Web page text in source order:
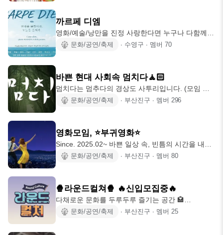
니 관련 팝업, 이벤트 참석🎀 ✨️애니/영화 관람🎬 ✨️
맛집을 곁들인 덕질투어🎁 ✨️애니 주제가를 곁들인
제이팝 노래방🎵 ✨️운영진들이 주최하는 애니 테마
파티🎉 등등 다양한 정모와 벙으로 활동 중이에요!
까르페 디엠
영화/예술/낭만을 진정 사랑한다면 누구나 다함께!!
저희소모임은 회원분들의 힐링과 행복을 위해 다함
한 예술분야(음악,미술,사진,공연,기타등등) 참여와
활동을 통해 회원들간의 친목과 화합을 도모하고자
만들어진 모임입니다 1. 연령제한없이 누구나 참여
가능하며 두팔벌려 진심 환영합니다!! 2. 매너있는
치 4. 가입 후 1시간
문화/공연/축제 ∙ 수영구 ∙ 멤버 70
바쁜 현대 사회속 멈치다🧘🏻
멈치다는 멈추다의 경상도 사투리입니다. (모임 시
작일 : 23. 5. 23.) (부산 소모임 최다 인원 힐링모임
쉬면서 새로운 사람을 만나고 새롭고 이색적인 경험
같이 해봐요‼️ 사회생활을 하면서 지쳤을 때 쉬면서
무엇인가 할 수 있는 것이 무엇이 있을까요⁉️ 1. 힐
링 정기모임 2.영화 보기 3.명상 4.음악감상 5.강제
문화/공연/축제 ∙ 부산진구 ∙ 멤버 296
영화모임, ⭐️부귀영화⭐️
Since. 2025.02~ 바쁜 일상 속, 빈틈의 시간을 내어
일상을 활용하는 모임 •Insatgram : movie__oclock
과 친해지는 그런 만남🍿🍿 11,000원에 영화는 물론
간식&음료 + 친구사귀기까지! 🌟참고: 영화 관람 후
대화의 시간도 있어용🌟 📍부귀영화 모임장소📍 서
면역 삼정타워 맞은 편 부근 (상세주소는 모임 시 추
문화/공연/축제 ∙ 부산진구 ∙ 멤버 80
🍿라운드컬쳐🍿 🔥신입모집중🔥
다채로운 문화를 두루두루 즐기는 공간 🏩
Since_2025.02.22 ❤️신입모집중 대.환.영❤️ ❤️다양
문화/공연/축제 ∙ 부산진구 ∙ 멤버 25